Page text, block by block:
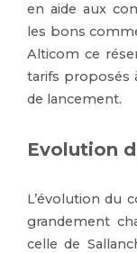
en aide aux
les bons
Alticom ce
tarifs proposés
de lancement.
Evolution
L’évolution du
grandement
celle de